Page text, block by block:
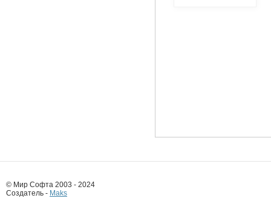
© Мир Софта 2003 - 2024
Создатель - Maks